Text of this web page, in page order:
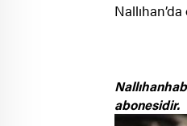
abonesidir.